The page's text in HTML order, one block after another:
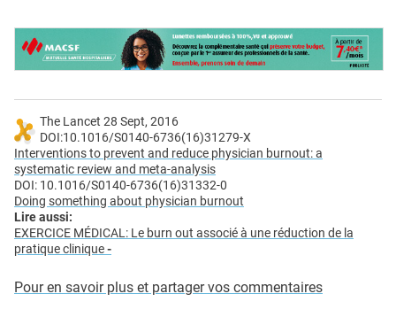
The Lancet 28 Sept, 2016
DOI:10.1016/S0140-6736(16)31279-X
Interventions to prevent and reduce physician burnout: a
systematic review and meta-analysis
DOI: 10.1016/S0140-6736(16)31332-0
Doing something about physician burnout
Lire aussi:
EXERCICE MÉDICAL: Le burn out associé à une réduction de la
pratique clinique-
Pour en savoir plus et partager vos commentaires